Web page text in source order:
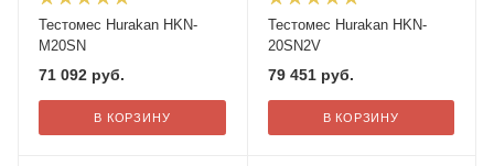
Тестомес Hurakan HKN-
M20SN
71 092 руб.
В КОРЗИНУ
Тестомес Hurakan HKN-
20SN2V
79 451руб.
В КОРЗИНУ